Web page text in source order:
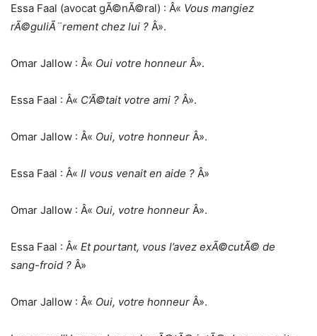
Essa Faal (avocat gÃ©nÃ©ral) : Â« Vous mangiez
rÃ©guliÃ¨rement chez lui ? Â».
Omar Jallow : Â« Oui votre honneur Â».
Essa Faal : Â« C’Ã©tait votre ami ? Â».
Omar Jallow : Â« Oui, votre honneur Â».
Essa Faal : Â« Il vous venait en aide ? Â»
Omar Jallow : Â« Oui, votre honneur Â».
Essa Faal : Â« Et pourtant, vous l’avez exÃ©cutÃ© de
sang-froid ? Â»
Omar Jallow : Â« Oui, votre honneur Â».